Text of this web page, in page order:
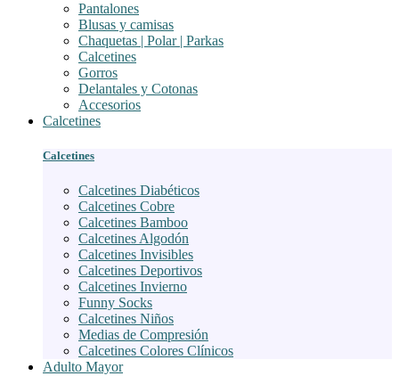
Pantalones
Blusas y camisas
Chaquetas | Polar | Parkas
Calcetines
Gorros
Delantales y Cotonas
Accesorios
Calcetines
Calcetines
Calcetines Diabéticos
Calcetines Cobre
Calcetines Bamboo
Calcetines Algodón
Calcetines Invisibles
Calcetines Deportivos
Calcetines Invierno
Funny Socks
Calcetines Niños
Medias de Compresión
Calcetines Colores Clínicos
Adulto Mayor